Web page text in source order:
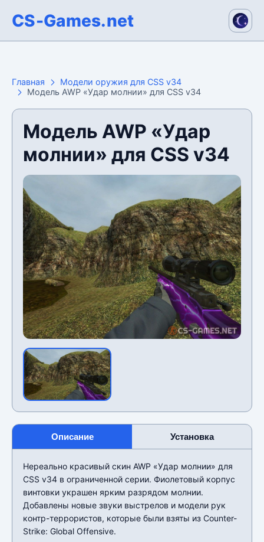
CS-Games.net
Главная
Модели оружия для CSS v34
Модель AWP «Удар молнии» для CSS v34
Модель AWP «Удар
молнии» для CSS v34
Описание Установка
Нереально красивый скин AWP «Удар молнии» для
CSS v34 в ограниченной серии. Фиолетовый корпус
винтовки украшен ярким разрядом молнии.
Добавлены новые звуки выстрелов и модели рук
контр-террористов, которые были взяты из Counter-
Strike: Global Offensive.